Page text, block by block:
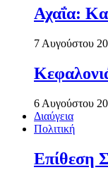
Αχαΐα:
7 Αυγούστου
6 Αυγούστου
Διαύγεια
Πολιτική
Επίθεση